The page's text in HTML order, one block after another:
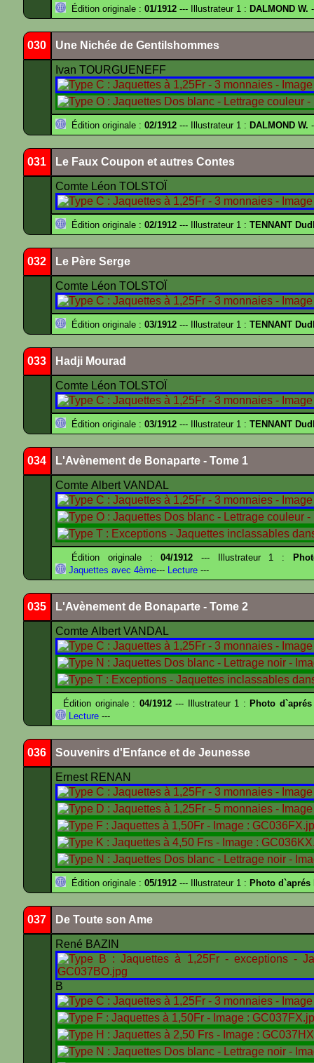
Édition originale : 01/1912 --- Illustrateur 1 : DALMOND W.
030 Une Nichée de Gentilshommes
Ivan TOURGUENEFF
Édition originale : 02/1912 --- Illustrateur 1 : DALMOND W.
031 Le Faux Coupon et autres Contes
Comte Léon TOLSTOÏ
Édition originale : 02/1912 --- Illustrateur 1 : TENNANT
032 Le Père Serge
Comte Léon TOLSTOÏ
Édition originale : 03/1912 --- Illustrateur 1 : TENNANT
033 Hadji Mourad
Comte Léon TOLSTOÏ
Édition originale : 03/1912 --- Illustrateur 1 : TENNANT
034 L'Avènement de Bonaparte - Tome 1
Comte Albert VANDAL
Édition originale :04/1912 --- Illustrateur 1 :
Jaquettes avec 4ème--- Lecture ---
035 L'Avènement de Bonaparte - Tome 2
Comte Albert VANDAL
Édition originale : 04/1912--- Illustrateur 1 : Photo
Lecture ---
036 Souvenirs d'Enfance et de Jeunesse
Ernest RENAN
Édition originale : 05/1912 --- Illustrateur 1 : Photo d`aprés
037 De Toute son Ame
René BAZIN
B